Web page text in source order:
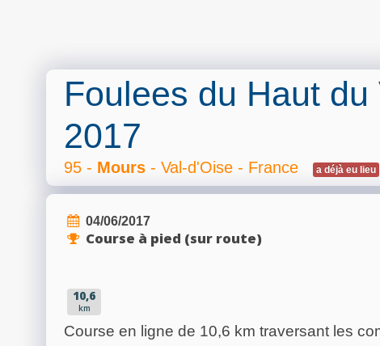
Foulees du Haut du
2017
95 - Mours - Val-d'Oise - France a déjà eu lieu
04/06/2017
Course à pied (sur route)
10,6
km
Course en ligne de 10,6 km traversant les